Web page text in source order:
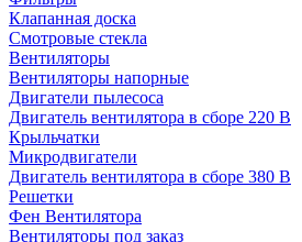
Клапанная доска
Смотровые стекла
Вентиляторы
Вентиляторы напорные
Двигатели пылесоса
Двигатель вентилятора в сборе 220 В
Крыльчатки
Микродвигатели
Двигатель вентилятора в сборе 380 В
Решетки
Фен Вентилятора
Вентиляторы под заказ